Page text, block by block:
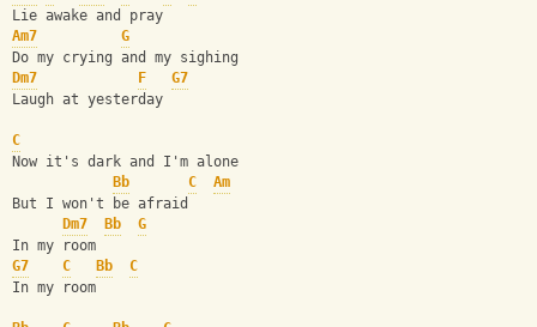
Lie awake and pray
Am7
G
Do my crying and my sighing
Dm7
F
G7
Laugh at yesterday
C
Now it's dark and I'm alone
Bb
C
Am
But I won't be afraid
Dm7
Bb
G
In my room
G7
C Bb
C
In my room